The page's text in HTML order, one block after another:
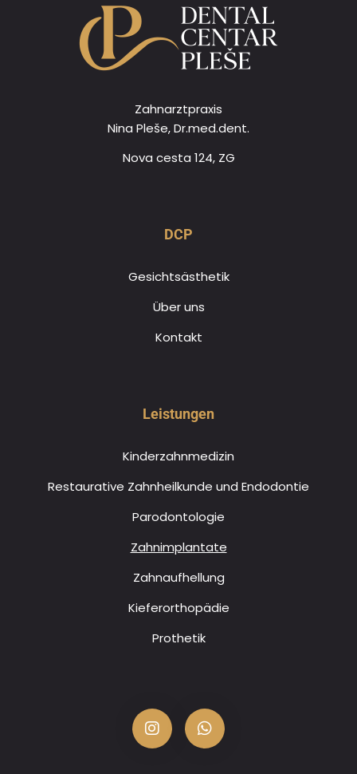
Zahnarztpraxis
Nina Pleše, Dr.med.dent.
Nova cesta 124, ZG
DCP
Gesichtsästhetik
Über uns
Kontakt
Leistungen
Kinderzahnmedizin
Restaurative Zahnheilkunde und Endodontie
Parodontologie
Zahnimplantate
Zahnaufhellung
Kieferorthopädie
Prothetik